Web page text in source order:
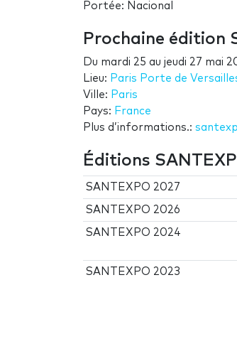
Portée: Nacional
Prochaine édition
Du mardi 25 au jeudi 27 mai
Lieu: Paris Porte de
Ville: Paris
Pays: France
Plus d’informations.:
Éditions
SANTEXPO 2027
SANTEXPO 2026
SANTEXPO 2024
SANTEXPO 2023